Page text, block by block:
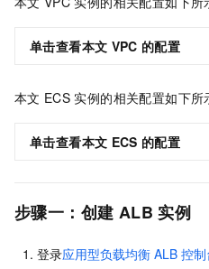
单击查看本文 VPC 的配置
本文 ECS 实例的相关配置如下所
单击查看本文 ECS 的配置
步骤一：创建 ALB 实例
登录应用型负载均衡 ALB 控制